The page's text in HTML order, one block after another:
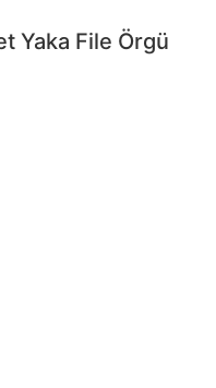
Yaka File Örgü